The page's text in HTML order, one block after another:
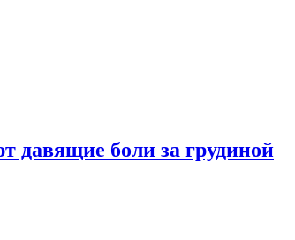
боли за грудиной